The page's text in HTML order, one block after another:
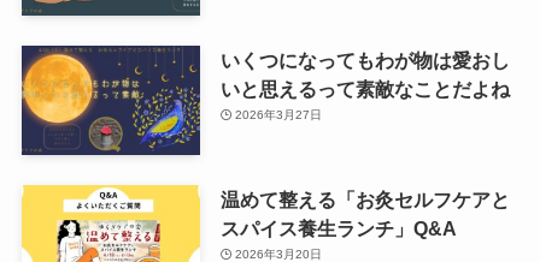
いくつになってもわが物は愛おし
いと思えるって素敵なことだよね
2026年3月27日
温めて整える「お灸セルフケアと
スパイス養生ランチ」Q&A
2026年3月20日